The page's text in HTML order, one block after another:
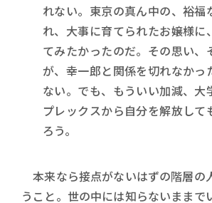
れない。東京の真ん中の、裕福
れ、大事に育てられたお嬢様に
てみたかったのだ。その思い、
が、幸一郎と関係を切れなかっ
ない。でも、もういい加減、大
プレックスから自分を解放して
ろう。
本来なら接点がないはずの階層の
うこと。世の中には知らないままで